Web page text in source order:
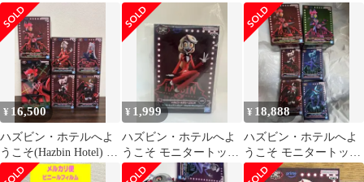
ーリー・モーニングス
ター コレクティブル ス
タチュー フィギュア
Hasbin Hotel Charlie
Figurine Figure Statue
セット アラスター＆
チャーリー
ア アラスター チャ
ーリー 3点
¥ 16,500
ハズビン・ホテルへよ
うこそ(Hazbin Hotel) フ
ィギュア6点セット
¥ 1,999
ハズビン・ホテルへよ
うこそ モニタートップ
フィギュア チャーリ
¥ 18,888
ハズビン・ホテルへよ
うこそ モニタートップ
フィギュア